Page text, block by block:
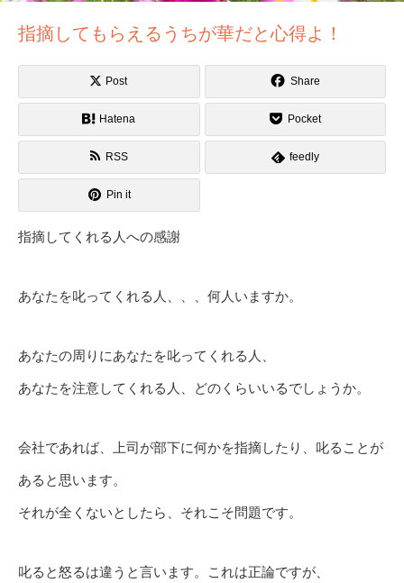
指摘してもらえるうちが華だと心得よ！
Post Share
Hatena Pocket
RSS feedly
Pin it
指摘してくれる人への感謝
あなたを叱ってくれる人、、、何人いますか。
あなたの周りにあなたを叱ってくれる人、
あなたを注意してくれる人、どのくらいいるでしょうか。
会社であれば、上司が部下に何かを指摘したり、叱ることが
あると思います。
それが全くないとしたら、それこそ問題です。
叱ると怒るは違うと言います。これは正論ですが、